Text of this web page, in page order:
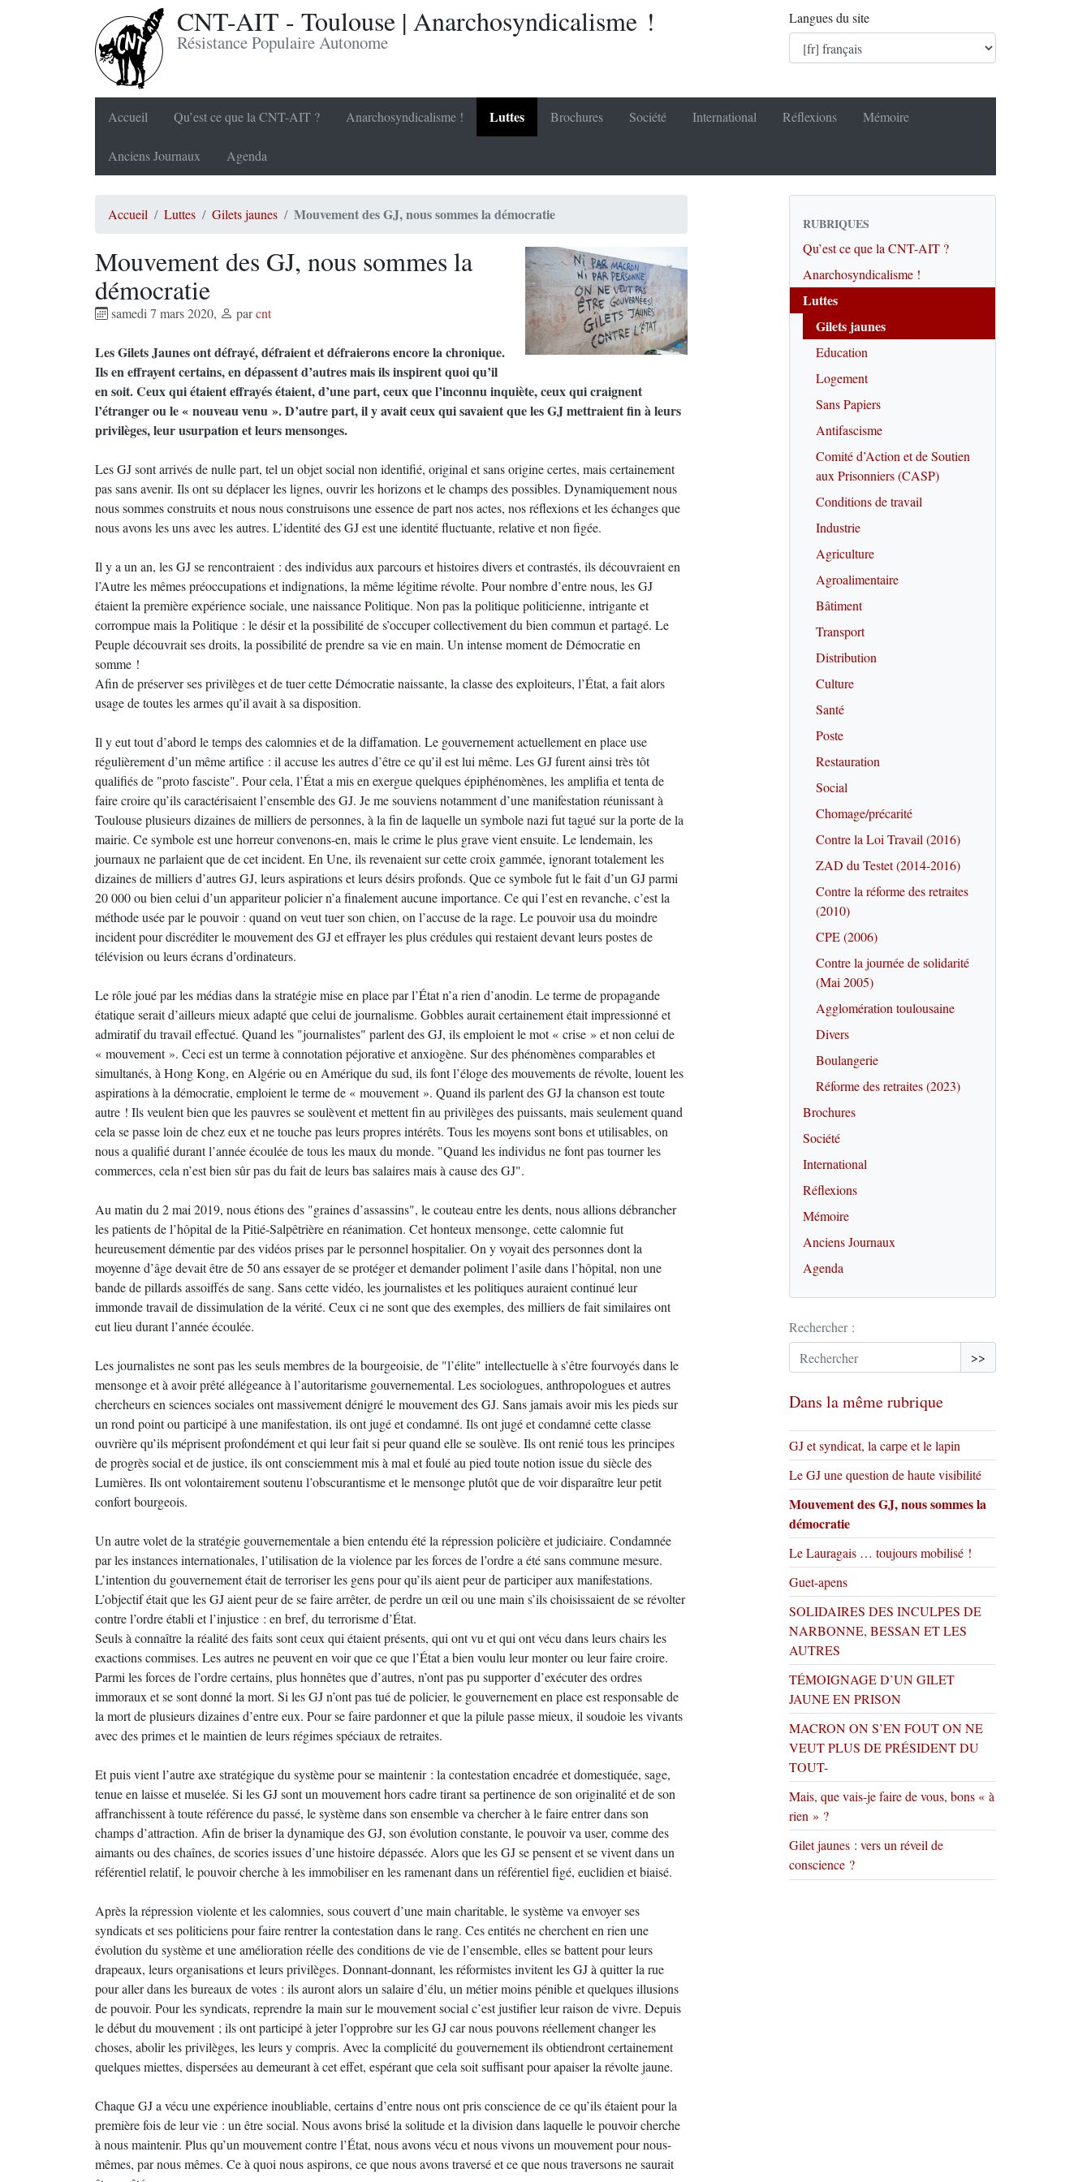
CNT-AIT - Toulouse | Anarchosyndicalisme !
Résistance Populaire Autonome
Langues du site
Accueil Qu’est ce que la CNT-AIT ? Anarchosyndicalisme ! Luttes Brochures Société International Réflexions Mémoire
Anciens Journaux Agenda
Accueil Luttes Gilets jaunes Mouvement des GJ, nous sommes la démocratie
Mouvement des GJ, nous sommes la
démocratie
samedi 7 mars 2020, parcnt
Les Gilets Jaunes ont défrayé, défraient et défraierons encore la chronique.
Ils en effrayent certains, en dépassent d’autres mais ils inspirent quoi qu’il
en soit. Ceux qui étaient effrayés étaient, d’une part, ceux que l’inconnu inquiète, ceux qui craignent
l’étranger ou le « nouveau venu ». D’autre part, il y avait ceux qui savaient que les GJ mettraient fin à leurs
privilèges, leur usurpation et leurs mensonges.
Les GJ sont arrivés de nulle part, tel un objet social non identifié, original et sans origine certes, mais certainement
pas sans avenir. Ils ont su déplacer les lignes, ouvrir les horizons et le champs des possibles. Dynamiquement nous
nous sommes construits et nous nous construisons une essence de part nos actes, nos réflexions et les échanges que
nous avons les uns avec les autres. L’identité des GJ est une identité fluctuante, relative et non figée.
Il y a un an, les GJ se rencontraient : des individus aux parcours et histoires divers et contrastés, ils découvraient en
l’Autre les mêmes préoccupations et indignations, la même légitime révolte. Pour nombre d’entre nous, les GJ
étaient la première expérience sociale, une naissance Politique. Non pas la politique politicienne, intrigante et
corrompue mais la Politique : le désir et la possibilité de s’occuper collectivement du bien commun et partagé. Le
Peuple découvrait ses droits, la possibilité de prendre sa vie en main. Un intense moment de Démocratie en
somme !
Afin de préserver ses privilèges et de tuer cette Démocratie naissante, la classe des exploiteurs, l’État, a fait alors
usage de toutes les armes qu’il avait à sa disposition.
Il y eut tout d’abord le temps des calomnies et de la diffamation. Le gouvernement actuellement en place use
régulièrement d’un même artifice : il accuse les autres d’être ce qu’il est lui même. Les GJ furent ainsi très tôt
qualifiés de "proto fasciste". Pour cela, l’État a mis en exergue quelques épiphénomènes, les amplifia et tenta de
faire croire qu’ils caractérisaient l’ensemble des GJ. Je me souviens notamment d’une manifestation réunissant à
Toulouse plusieurs dizaines de milliers de personnes, à la fin de laquelle un symbole nazi fut tagué sur la porte de la
mairie. Ce symbole est une horreur convenons-en, mais le crime le plus grave vient ensuite. Le lendemain, les
journaux ne parlaient que de cet incident. En Une, ils revenaient sur cette croix gammée, ignorant totalement les
dizaines de milliers d’autres GJ, leurs aspirations et leurs désirs profonds. Que ce symbole fut le fait d’un GJ parmi
20 000 ou bien celui d’un appariteur policier n’a finalement aucune importance. Ce qui l’est en revanche, c’est la
méthode usée par le pouvoir : quand on veut tuer son chien, on l’accuse de la rage. Le pouvoir usa du moindre
incident pour discréditer le mouvement des GJ et effrayer les plus crédules qui restaient devant leurs postes de
télévision ou leurs écrans d’ordinateurs.
Le rôle joué par les médias dans la stratégie mise en place par l’État n’a rien d’anodin. Le terme de propagande
étatique serait d’ailleurs mieux adapté que celui de journalisme. Gobbles aurait certainement était impressionné et
admiratif du travail effectué. Quand les "journalistes" parlent des GJ, ils emploient le mot « crise » et non celui de
« mouvement ». Ceci est un terme à connotation péjorative et anxiogène. Sur des phénomènes comparables et
simultanés, à Hong Kong, en Algérie ou en Amérique du sud, ils font l’éloge des mouvements de révolte, louent les
aspirations à la démocratie, emploient le terme de « mouvement ». Quand ils parlent des GJ la chanson est toute
autre ! Ils veulent bien que les pauvres se soulèvent et mettent fin au privilèges des puissants, mais seulement quand
cela se passe loin de chez eux et ne touche pas leurs propres intérêts. Tous les moyens sont bons et utilisables, on
nous a qualifié durant l’année écoulée de tous les maux du monde. "Quand les individus ne font pas tourner les
commerces, cela n’est bien sûr pas du fait de leurs bas salaires mais à cause des GJ".
Au matin du 2 mai 2019, nous étions des "graines d’assassins", le couteau entre les dents, nous allions débrancher
les patients de l’hôpital de la Pitié-Salpêtrière en réanimation. Cet honteux mensonge, cette calomnie fut
heureusement démentie par des vidéos prises par le personnel hospitalier. On y voyait des personnes dont la
moyenne d’âge devait être de 50 ans essayer de se protéger et demander poliment l’asile dans l’hôpital, non une
bande de pillards assoiffés de sang. Sans cette vidéo, les journalistes et les politiques auraient continué leur
immonde travail de dissimulation de la vérité. Ceux ci ne sont que des exemples, des milliers de fait similaires ont
eut lieu durant l’année écoulée.
Les journalistes ne sont pas les seuls membres de la bourgeoisie, de "l’élite" intellectuelle à s’être fourvoyés dans le
mensonge et à avoir prêté allégeance à l’autoritarisme gouvernemental. Les sociologues, anthropologues et autres
chercheurs en sciences sociales ont massivement dénigré le mouvement des GJ. Sans jamais avoir mis les pieds sur
un rond point ou participé à une manifestation, ils ont jugé et condamné. Ils ont jugé et condamné cette classe
ouvrière qu’ils méprisent profondément et qui leur fait si peur quand elle se soulève. Ils ont renié tous les principes
de progrès social et de justice, ils ont consciemment mis à mal et foulé au pied toute notion issue du siècle des
Lumières. Ils ont volontairement soutenu l’obscurantisme et le mensonge plutôt que de voir disparaître leur petit
confort bourgeois.
Un autre volet de la stratégie gouvernementale a bien entendu été la répression policière et judiciaire. Condamnée
par les instances internationales, l’utilisation de la violence par les forces de l’ordre a été sans commune mesure.
L’intention du gouvernement était de terroriser les gens pour qu’ils aient peur de participer aux manifestations.
L’objectif était que les GJ aient peur de se faire arrêter, de perdre un œil ou une main s’ils choisissaient de se révolter
contre l’ordre établi et l’injustice : en bref, du terrorisme d’État.
Seuls à connaître la réalité des faits sont ceux qui étaient présents, qui ont vu et qui ont vécu dans leurs chairs les
exactions commises. Les autres ne peuvent en voir que ce que l’État a bien voulu leur monter ou leur faire croire.
Parmi les forces de l’ordre certains, plus honnêtes que d’autres, n’ont pas pu supporter d’exécuter des ordres
immoraux et se sont donné la mort. Si les GJ n’ont pas tué de policier, le gouvernement en place est responsable de
la mort de plusieurs dizaines d’entre eux. Pour se faire pardonner et que la pilule passe mieux, il soudoie les vivants
avec des primes et le maintien de leurs régimes spéciaux de retraites.
Et puis vient l’autre axe stratégique du système pour se maintenir : la contestation encadrée et domestiquée, sage,
tenue en laisse et muselée. Si les GJ sont un mouvement hors cadre tirant sa pertinence de son originalité et de son
affranchissent à toute référence du passé, le système dans son ensemble va chercher à le faire entrer dans son
champs d’attraction. Afin de briser la dynamique des GJ, son évolution constante, le pouvoir va user, comme des
aimants ou des chaînes, de scories issues d’une histoire dépassée. Alors que les GJ se pensent et se vivent dans un
référentiel relatif, le pouvoir cherche à les immobiliser en les ramenant dans un référentiel figé, euclidien et biaisé.
Après la répression violente et les calomnies, sous couvert d’une main charitable, le système va envoyer ses
syndicats et ses politiciens pour faire rentrer la contestation dans le rang. Ces entités ne cherchent en rien une
évolution du système et une amélioration réelle des conditions de vie de l’ensemble, elles se battent pour leurs
drapeaux, leurs organisations et leurs privilèges. Donnant-donnant, les réformistes invitent les GJ à quitter la rue
pour aller dans les bureaux de votes : ils auront alors un salaire d’élu, un métier moins pénible et quelques illusions
de pouvoir. Pour les syndicats, reprendre la main sur le mouvement social c’est justifier leur raison de vivre. Depuis
le début du mouvement ; ils ont participé à jeter l’opprobre sur les GJ car nous pouvons réellement changer les
choses, abolir les privilèges, les leurs y compris. Avec la complicité du gouvernement ils obtiendront certainement
quelques miettes, dispersées au demeurant à cet effet, espérant que cela soit suffisant pour apaiser la révolte jaune.
Chaque GJ a vécu une expérience inoubliable, certains d’entre nous ont pris conscience de ce qu’ils étaient pour la
première fois de leur vie : un être social. Nous avons brisé la solitude et la division dans laquelle le pouvoir cherche
à nous maintenir. Plus qu’un mouvement contre l’État, nous avons vécu et nous vivons un mouvement pour nous-
mêmes, par nous mêmes. Ce à quoi nous aspirons, ce que nous avons traversé et ce que nous traversons ne saurait
RUBRIQUES
Qu’est ce que la CNT-AIT ?
Anarchosyndicalisme !
Luttes
Gilets jaunes
Education
Logement
Sans Papiers
Antifascisme
Comité d’Action et de Soutien
aux Prisonniers (CASP)
Conditions de travail
Industrie
Agriculture
Agroalimentaire
Bâtiment
Transport
Distribution
Culture
Santé
Poste
Restauration
Social
Chomage/précarité
Contre la Loi Travail (2016)
ZAD du Testet (2014-2016)
Contre la réforme des retraites
(2010)
CPE (2006)
Contre la journée de solidarité
(Mai 2005)
Agglomération toulousaine
Divers
Boulangerie
Réforme des retraites (2023)
Brochures
Société
International
Réflexions
Mémoire
Anciens Journaux
Agenda
Rechercher :
>>
Dans la même rubrique
GJ et syndicat, la carpe et le lapin
Le GJ une question de haute visibilité
Mouvement des GJ, nous sommes la
démocratie
Le Lauragais … toujours mobilisé !
Guet-apens
SOLIDAIRES DES INCULPES DE
NARBONNE, BESSAN ET LES
AUTRES
TÉMOIGNAGE D’UN GILET
JAUNE EN PRISON
MACRON ON S’EN FOUT ON NE
VEUT PLUS DE PRÉSIDENT DU
TOUT-
Mais, que vais-je faire de vous, bons « à
rien » ?
Gilet jaunes : vers un réveil de
conscience ?